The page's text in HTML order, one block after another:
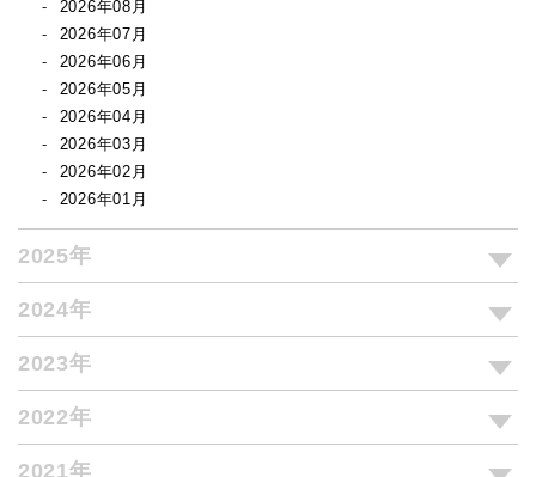
2026年08月
2026年07月
2026年06月
2026年05月
2026年04月
2026年03月
2026年02月
2026年01月
2025年
2024年
2023年
2022年
2021年